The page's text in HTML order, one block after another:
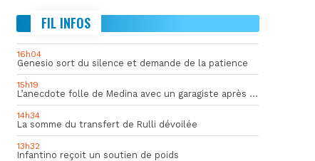
FIL INFOS
16h04
Genesio sort du silence et demande de la patience
15h19
L’anecdote folle de Medina avec un garagiste après le Mondial
14h34
La somme du transfert de Rulli dévoilée
13h32
Infantino reçoit un soutien de poids